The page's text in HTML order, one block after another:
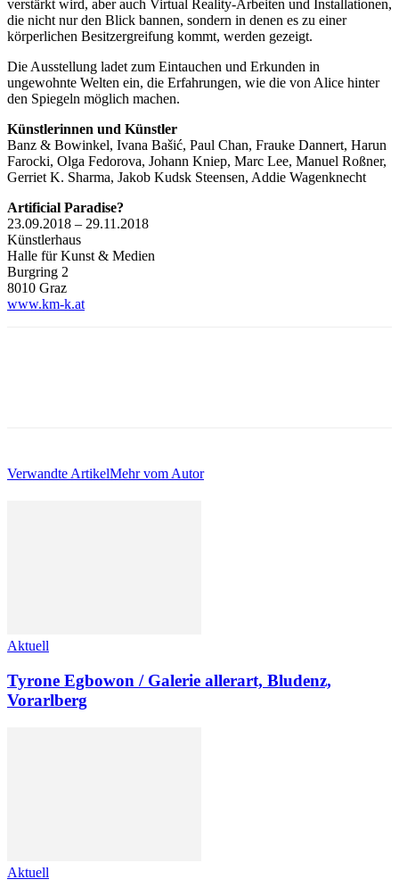
verstärkt wird, aber auch Virtual Reality-Arbeiten und Installationen,
die nicht nur den Blick bannen, sondern in denen es zu einer
körperlichen Besitzergreifung kommt, werden gezeigt.
Die Ausstellung ladet zum Eintauchen und Erkunden in
ungewohnte Welten ein, die Erfahrungen, wie die von Alice hinter
den Spiegeln möglich machen.
Künstlerinnen und Künstler
Banz & Bowinkel, Ivana Bašić, Paul Chan, Frauke Dannert, Harun
Farocki, Olga Fedorova, Johann Kniep, Marc Lee, Manuel Roßner,
Gerriet K. Sharma, Jakob Kudsk Steensen, Addie Wagenknecht
Artificial Paradise?
23.09.2018 – 29.11.2018
Künstlerhaus
Halle für Kunst & Medien
Burgring 2
8010 Graz
www.km-k.at
Verwandte ArtikelMehr vom Autor
Aktuell
Tyrone Egbowon / Galerie allerart, Bludenz,
Vorarlberg
Aktuell